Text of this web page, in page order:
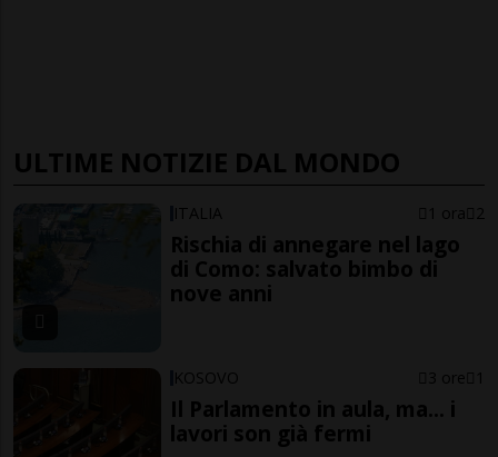
ULTIME NOTIZIE DAL MONDO
ITALIA 1 ora 2
Rischia di annegare nel lago
di Como: salvato bimbo di
nove anni
KOSOVO 3 ore 1
Il Parlamento in aula, ma... i
lavori son già fermi